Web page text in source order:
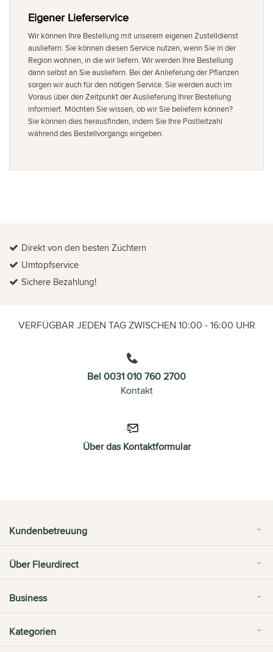
Eigener Lieferservice
Wir können Ihre Bestellung mit unserem eigenen Zustelldienst
ausliefern. Sie können diesen Service nutzen, wenn Sie in der
Region wohnen, in die wir liefern. Wir werden Ihre Bestellung
dann selbst an Sie ausliefern. Bei der Anlieferung der Pflanzen
sorgen wir auch für den nötigen Service. Sie werden auch im
Voraus über den Zeitpunkt der Auslieferung Ihrer Bestellung
informiert. Möchten Sie wissen, ob wir Sie beliefern können?
Sie können dies herausfinden, indem Sie Ihre Postleitzahl
während des Bestellvorgangs eingeben.
Direkt von den besten Züchtern
Umtopfservice
Sichere Bezahlung!
VERFÜGBAR JEDEN TAG ZWISCHEN 10:00 - 16:00 UHR
Bel 0031 010 760 2700
Kontakt
Über das Kontaktformular
Kundenbetreuung
Über Fleurdirect
Business
Kategorien